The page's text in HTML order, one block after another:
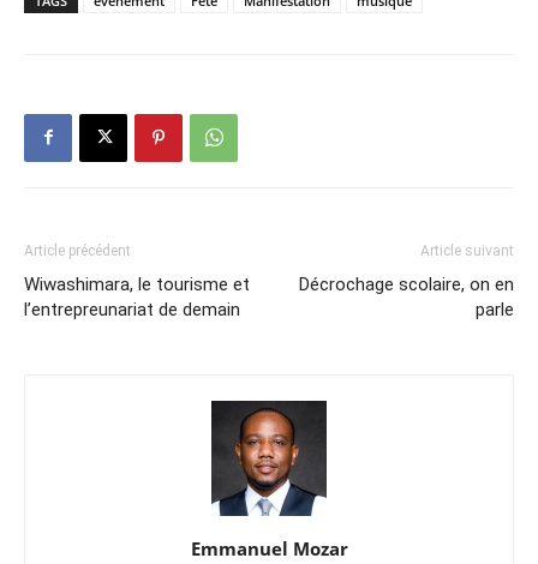
Article précédent
Wiwashimara, le tourisme et
l’entrepreunariat de demain
Article suivant
Décrochage scolaire, on en
parle
Emmanuel Mozar